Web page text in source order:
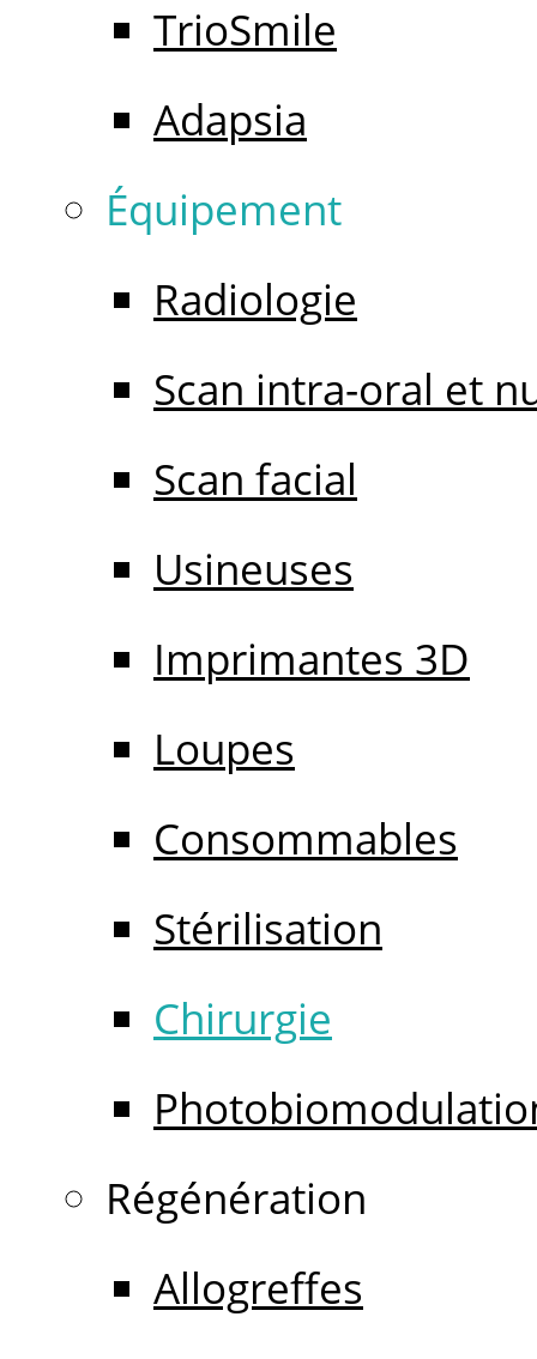
TrioSmile
Adapsia
Équipement
Radiologie
Scan intra-oral et
Scan facial
Usineuses
Imprimantes 3D
Loupes
Consommables
Stérilisation
Chirurgie
Régénération
Allogreffes